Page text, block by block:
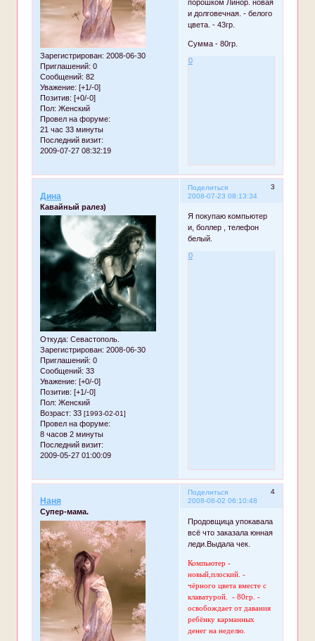
Зарегистрирован: 2008-06-30
Приглашений: 0
Сообщений: 82
Уважение: [+1/-0]
Позитив: [+0/-0]
Пол: Женский
Провел на форуме:
21 час 33 минуты
Последний визит:
2009-07-27 08:32:19
порошком Линор. новая
и долговечная. - белого
цвета. - 43гр.
Сумма - 80гр.
0
Поделиться
3
2008-07-23 08:13:34
Дина
Кавайный ралез)
Откуда: Севастополь.
Зарегистрирован: 2008-06-30
Приглашений: 0
Сообщений: 33
Уважение: [+0/-0]
Позитив: [+1/-0]
Пол: Женский
Возраст: 33 [1993-02-01]
Провел на форуме:
8 часов 2 минуты
Последний визит:
2009-05-27 01:00:09
Я покупаю компьютер
и, боллер , телефон
белый.
0
Поделиться
4
2008-08-02 06:10:48
Наня
Супер-мама.
Продовщица упокавала
всё что заказала юнная
леди.Выдала чек.
Компьютер -
новый,плоский. -
чёрного цвета вместе с
клаватурой. - 80гр. -
освобождает от давания
ребёнку карманных
денег на неделю.